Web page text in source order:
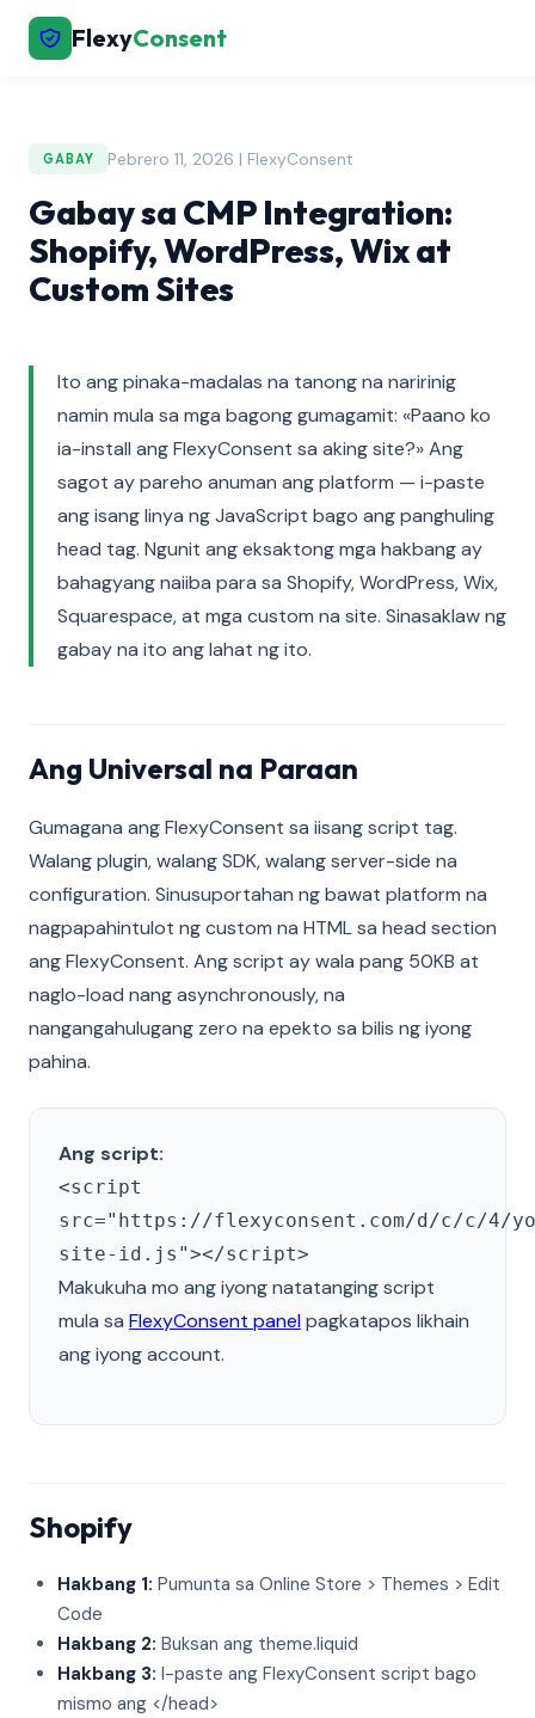
FlexyConsent
GABAY Pebrero 11, 2026 | FlexyConsent
Gabay sa CMP Integration:
Shopify, WordPress, Wix at
Custom Sites
Ito ang pinaka-madalas na tanong na naririnig
namin mula sa mga bagong gumagamit: «Paano ko
ia-install ang FlexyConsent sa aking site?» Ang
sagot ay pareho anuman ang platform — i-paste
ang isang linya ng JavaScript bago ang panghuling
head tag. Ngunit ang eksaktong mga hakbang ay
bahagyang naiiba para sa Shopify, WordPress, Wix,
Squarespace, at mga custom na site. Sinasaklaw ng
gabay na ito ang lahat ng ito.
Ang Universal na Paraan
Gumagana ang FlexyConsent sa iisang script tag.
Walang plugin, walang SDK, walang server-side na
configuration. Sinusuportahan ng bawat platform na
nagpapahintulot ng custom na HTML sa head section
ang FlexyConsent. Ang script ay wala pang 50KB at
naglo-load nang asynchronously, na
nangangahulugang zero na epekto sa bilis ng iyong
pahina.
Ang script:
<script
src="https://flexyconsent.com/d/c/c/4/
site-id.js"></script>
Makukuha mo ang iyong natatanging script
mula sa FlexyConsent panelpagkatapos likhain
ang iyong account.
Shopify
Hakbang 1: Pumunta sa Online Store > Themes > Edit
Code
Hakbang 2: Buksan ang theme.liquid
Hakbang 3: I-paste ang FlexyConsent script bago
mismo ang </head>